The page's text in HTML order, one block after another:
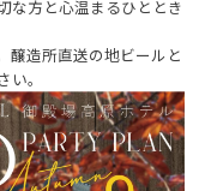
な方と心温まるひととき
醸造所直送の地ビールと
。